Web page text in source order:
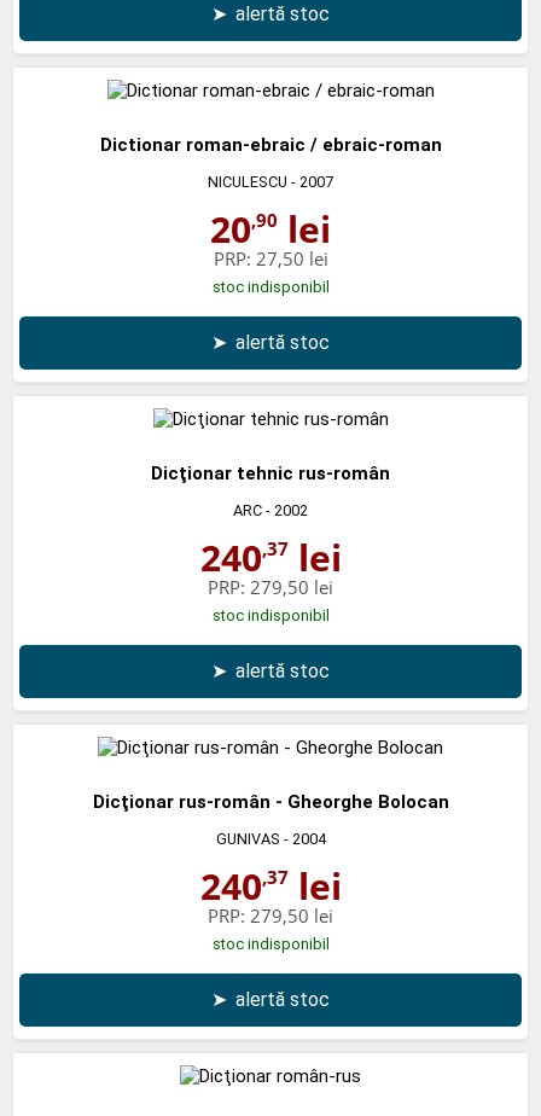
➤ alertă stoc
Dictionar roman-ebraic / ebraic-roman
NICULESCU - 2007
20,90 lei
PRP: 27,50 lei
stoc indisponibil
➤ alertă stoc
Dicţionar tehnic rus-român
ARC - 2002
240,37lei
PRP: 279,50 lei
stoc indisponibil
➤ alertă stoc
Dicţionar rus-român - Gheorghe Bolocan
GUNIVAS - 2004
240,37lei
PRP: 279,50 lei
stoc indisponibil
➤ alertă stoc